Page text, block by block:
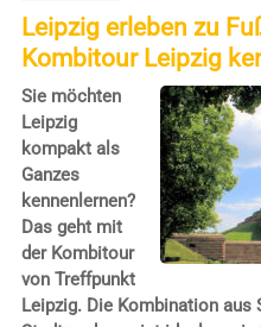
Leipzig erleben zu
Kombitour Leipzig
Sie möchten
Leipzig
kompakt als
Ganzes
kennenlernen?
Das geht mit
der Kombitour
von Treffpunkt
Leipzig. Die Kombination aus